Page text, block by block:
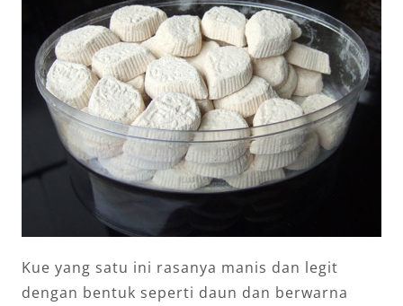
Kue yang satu ini rasanya manis dan legit
dengan bentuk seperti daun dan berwarna